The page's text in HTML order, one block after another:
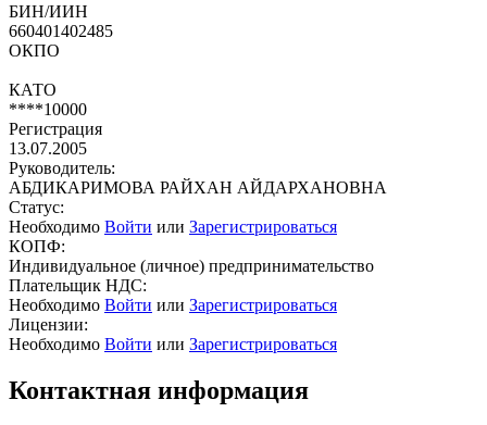
БИН/ИИН
660401402485
ОКПО
КАТО
****10000
Регистрация
13.07.2005
Руководитель:
АБДИКАРИМОВА РАЙХАН АЙДАРХАНОВНА
Статус:
Необходимо Войти или Зарегистрироваться
КОПФ:
Индивидуальное (личное) предпринимательство
Плательщик НДС:
Необходимо Войти или Зарегистрироваться
Лицензии:
Необходимо Войти или Зарегистрироваться
Контактная информация